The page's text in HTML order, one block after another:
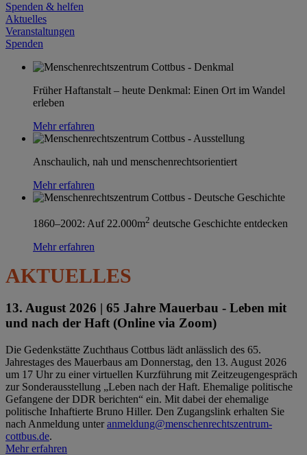
Spenden & helfen
Aktuelles
Veranstaltungen
Spenden
Früher Haftanstalt – heute Denkmal: Einen Ort im Wandel
erleben
Mehr erfahren
Anschaulich, nah und menschenrechtsorientiert
Mehr erfahren
1860–2002: Auf 22.000m2 deutsche Geschichte entdecken
Mehr erfahren
AKTUELLES
13. August 2026 | 65 Jahre Mauerbau - Leben mit
und nach der Haft (Online via Zoom)
Die Gedenkstätte Zuchthaus Cottbus lädt anlässlich des 65.
Jahrestages des Mauerbaus am Donnerstag, den 13. August 2026
um 17 Uhr zu einer virtuellen Kurzführung mit Zeitzeugengespräch
zur Sonderausstellung „Leben nach der Haft. Ehemalige politische
Gefangene der DDR berichten“ ein. Mit dabei der ehemalige
politische Inhaftierte Bruno Hiller. Den Zugangslink erhalten Sie
nach Anmeldung unteranmeldung@menschenrechtszentrum-
cottbus.de.
Mehr erfahren